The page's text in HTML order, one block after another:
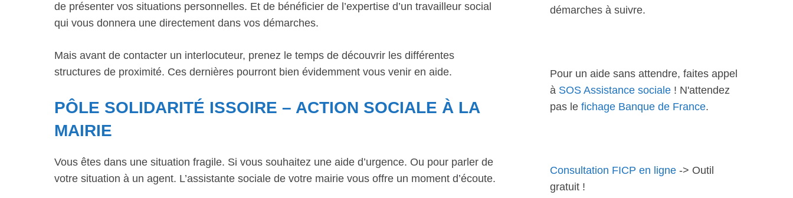
de présenter vos situations personnelles. Et de bénéficier de l’expertise d’un travailleur social
qui vous donnera une directement dans vos démarches.
Mais avant de contacter un interlocuteur, prenez le temps de découvrir les différentes
structures de proximité. Ces dernières pourront bien évidemment vous venir en aide.
PÔLE SOLIDARITÉ ISSOIRE – ACTION SOCIALE À LA
MAIRIE
Vous êtes dans une situation fragile. Si vous souhaitez une aide d’urgence. Ou pour parler de
votre situation à un agent. L’assistante sociale de votre mairie vous offre un moment d’écoute.
démarches à suivre.
Pour un aide sans attendre, faites appel
à SOS Assistance sociale ! N'attendez
pas le fichage Banque de France.
Consultation FICP en ligne -> Outil
gratuit !